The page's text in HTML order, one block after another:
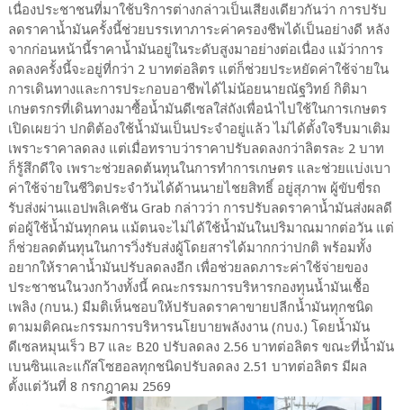
เนื่องประชาชนที่มาใช้บริการต่างกล่าวเป็นเสียงเดียวกันว่า การปรับ
ลดราคาน้ำมันครั้งนี้ช่วยบรรเทาภาระค่าครองชีพได้เป็นอย่างดี หลัง
จากก่อนหน้านี้ราคาน้ำมันอยู่ในระดับสูงมาอย่างต่อเนื่อง แม้ว่าการ
ลดลงครั้งนี้จะอยู่ที่กว่า 2 บาทต่อลิตร แต่ก็ช่วยประหยัดค่าใช้จ่ายใน
การเดินทางและการประกอบอาชีพได้ไม่น้อยนายณัฐวิทย์ กิติมา
เกษตรกรที่เดินทางมาซื้อน้ำมันดีเซลใส่ถังเพื่อนำไปใช้ในการเกษตร
เปิดเผยว่า ปกติต้องใช้น้ำมันเป็นประจำอยู่แล้ว ไม่ได้ตั้งใจรีบมาเติม
เพราะราคาลดลง แต่เมื่อทราบว่าราคาปรับลดลงกว่าลิตรละ 2 บาท
ก็รู้สึกดีใจ เพราะช่วยลดต้นทุนในการทำการเกษตร และช่วยแบ่งเบา
ค่าใช้จ่ายในชีวิตประจำวันได้ด้านนายไชยสิทธิ์ อยู่สุภาพ ผู้ขับขี่รถ
รับส่งผ่านแอปพลิเคชัน Grab กล่าวว่า การปรับลดราคาน้ำมันส่งผลดี
ต่อผู้ใช้น้ำมันทุกคน แม้ตนจะไม่ได้ใช้น้ำมันในปริมาณมากต่อวัน แต่
ก็ช่วยลดต้นทุนในการวิ่งรับส่งผู้โดยสารได้มากกว่าปกติ พร้อมทั้ง
อยากให้ราคาน้ำมันปรับลดลงอีก เพื่อช่วยลดภาระค่าใช้จ่ายของ
ประชาชนในวงกว้างทั้งนี้ คณะกรรมการบริหารกองทุนน้ำมันเชื้อ
เพลิง (กบน.) มีมติเห็นชอบให้ปรับลดราคาขายปลีกน้ำมันทุกชนิด
ตามมติคณะกรรมการบริหารนโยบายพลังงาน (กบง.) โดยน้ำมัน
ดีเซลหมุนเร็ว B7 และ B20 ปรับลดลง 2.56 บาทต่อลิตร ขณะที่น้ำมัน
เบนซินและแก๊สโซฮอลทุกชนิดปรับลดลง 2.51 บาทต่อลิตร มีผล
ตั้งแต่วันที่ 8 กรกฎาคม 2569